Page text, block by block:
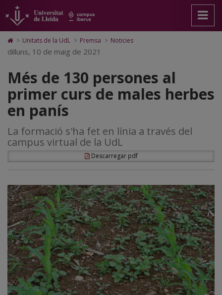
Més
de
130
persones
al
primer
curs
de
males
herbes
en
panís
pàgina
principal.
Universitat
Lleida
contingut
principal
Mapa
Web.
Universitat
Cerca
Accessibilitat.
Universitat
Lleida
Icono
de
Home
ir
a
la
página
de
inicio
> Unitats de la UdL > Premsa > Noticies
dilluns, 10 de maig de 2021
Més de 130 persones al
primer curs de males herbes
en panís
La formació s'ha fet en línia a través del
campus virtual de la UdL
Descarregar pdf